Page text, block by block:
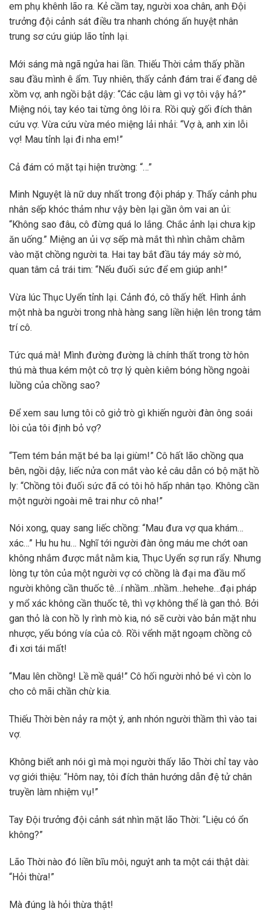
em phụ khênh lão ra. Kẻ cầm tay, người xoa chân, anh Đội
trưởng đội cảnh sát điều tra nhanh chóng ấn huyệt nhân
trung sơ cứu giúp lão tỉnh lại.
Mới sáng mà ngã ngửa hai lần. Thiếu Thời cảm thấy phần
sau đầu mình ê ẩm. Tuy nhiên, thấy cảnh đám trai ế đang dê
xồm vợ, anh ngồi bật dậy: “Các cậu làm gì vợ tôi vậy hả?”
Miệng nói, tay kéo tai từng ông lôi ra. Rồi quỳ gối đích thân
cứu vợ. Vừa cứu vừa méo miệng lải nhải: “Vợ à, anh xin lỗi
vợ! Mau tỉnh lại đi nha em!”
Cả đám có mặt tại hiện trường: “…”
Minh Nguyệt là nữ duy nhất trong đội pháp y. Thấy cảnh phu
nhân sếp khóc thảm như vậy bèn lại gần ôm vai an ủi:
“Không sao đâu, cô đừng quá lo lắng. Chắc ảnh lại chưa kịp
ăn uống.” Miệng an ủi vợ sếp mà mắt thì nhìn chằm chằm
vào mặt chồng người ta. Hai tay bắt đầu táy máy sờ mó,
quan tâm cả trái tim: “Nếu đuối sức để em giúp anh!”
Vừa lúc Thục Uyển tỉnh lại. Cảnh đó, cô thấy hết. Hình ảnh
một nhà ba người trong nhà hàng sang liền hiện lên trong tâm
trí cô.
Tức quá mà! Mình đường đường là chính thất trong tờ hôn
thú mà thua kém một cô trợ lý quèn kiêm bóng hồng ngoài
luồng của chồng sao?
Để xem sau lưng tôi cô giở trò gì khiến người đàn ông soái
lòi của tôi định bỏ vợ?
“Tem tém bản mặt bé ba lại giùm!” Cô hất lão chồng qua
bên, ngồi dậy, liếc nửa con mắt vào kẻ câu dẫn có bộ mặt hồ
ly: “Chồng tôi đuối sức đã có tôi hô hấp nhân tạo. Không cần
một người ngoài mê trai như cô nha!”
Nói xong, quay sang liếc chồng: “Mau đưa vợ qua khám…
xác…” Hu hu hu… Nghĩ tới người đàn ông máu me chớt oan
không nhắm được mắt nằm kia, Thục Uyển sợ run rẩy. Nhưng
lòng tự tôn của một người vợ có chồng là đại ma đầu mổ
người không cần thuốc tê…í nhầm…nhầm…hehehe…đại pháp
y mổ xác không cần thuốc tê, thì vợ không thể là gan thỏ. Bởi
gan thỏ là con hồ ly rình mò kia, nó sẽ cười vào bản mặt nhu
nhược, yếu bóng vía của cô. Rồi vểnh mặt ngoạm chồng cô
đi xơi tái mất!
“Mau lên chồng! Lề mề quá!” Cô hối người nhỏ bé vì còn lo
cho cô mãi chần chừ kia.
Thiếu Thời bèn nảy ra một ý, anh nhón người thầm thì vào tai
vợ.
Không biết anh nói gì mà mọi người thấy lão Thời chỉ tay vào
vợ giới thiệu: “Hôm nay, tôi đích thân hướng dẫn đệ tử chân
truyền làm nhiệm vụ!”
Tay Đội trưởng đội cảnh sát nhìn mặt lão Thời: “Liệu có ổn
không?”
Lão Thời nào đó liền bĩu môi, nguýt anh ta một cái thật dài:
“Hỏi thừa!”
Mà đúng là hỏi thừa thật!